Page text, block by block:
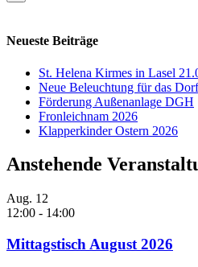
Neueste Beiträge
St. Helena Kirmes in Lasel
Neue Beleuchtung für das
Förderung Außenanlage DGH
Fronleichnam 2026
Klapperkinder Ostern 2026
Anstehende
Aug. 12
12:00 - 14:00
Mittagstisch August 2026